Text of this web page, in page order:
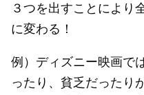
３つを出すことにより
に変わる！
例）ディズニー映画で
ったり、貧乏だったり